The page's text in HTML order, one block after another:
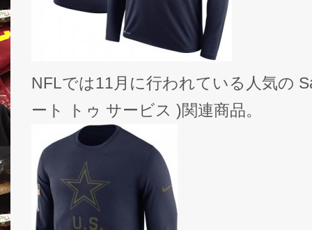
NFLでは11月に行われている人気の
ート トゥ サービス )関連商品。